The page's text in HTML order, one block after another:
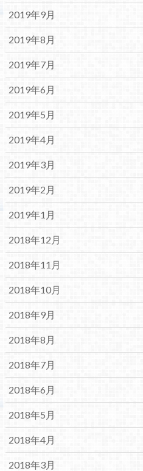
2019年9月
2019年8月
2019年7月
2019年6月
2019年5月
2019年4月
2019年3月
2019年2月
2019年1月
2018年12月
2018年11月
2018年10月
2018年9月
2018年8月
2018年7月
2018年6月
2018年5月
2018年4月
2018年3月